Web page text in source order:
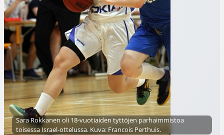
Sara Rokkanen oli 18-vuotiaiden tyttöjen parhaimmistoa
toisessa Israel-ottelussa. Kuva: Francois Perthuis.